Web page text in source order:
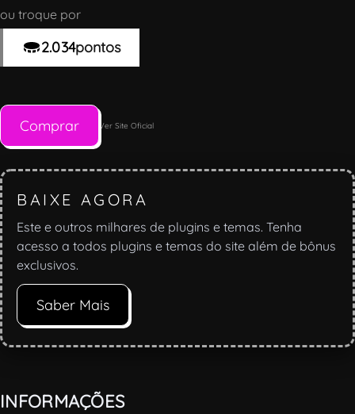
ou troque por
2.034pontos
Comprar Ver Site Oficial
BAIXE AGORA
Este e outros milhares de plugins e temas. Tenha
acesso a todos plugins e temas do site além de bônus
exclusivos.
Saber Mais
INFORMAÇÕES